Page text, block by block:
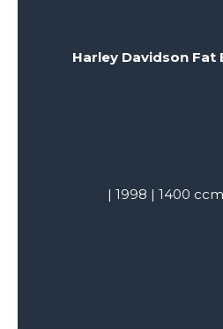
Harley Davidson Fat
| 1998 | 1400